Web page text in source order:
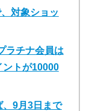
対象ショッ
ラチナ会員は
ントが10000
9月3日まで